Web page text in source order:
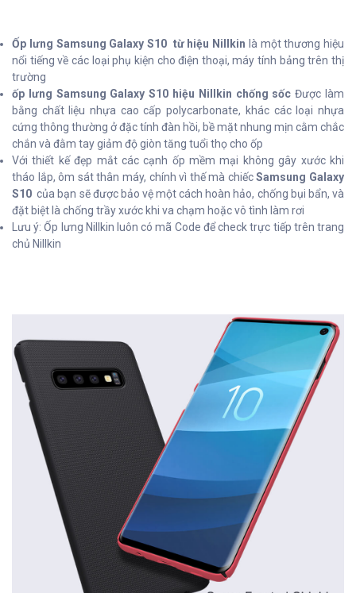
Ốp lưng Samsung Galaxy S10 từ hiệu Nillkin là một thương hiệu
nổi tiếng về các loại phụ kiện cho điện thoại, máy tính bảng trên thị
trường
ốp lưng Samsung Galaxy S10 hiệu Nillkin chống sốc Được làm
bằng chất liệu nhựa cao cấp polycarbonate, khác các loại nhựa
cứng thông thường ở đặc tính đàn hồi, bề mặt nhung mịn cằm chắc
chắn và đằm tay giảm độ giòn tăng tuổi thọ cho ốp
Với thiết kế đẹp mắt các cạnh ốp mềm mại không gây xước khi
tháo lắp, ôm sát thân máy, chính vì thế mà chiếcSamsung Galaxy
S10 của bạn sẽ được bảo vệ một cách hoàn hảo, chống bụi bẩn, và
đặt biệt là chống trầy xước khi va chạm hoặc vô tình làm rơi
Lưu ý: Ốp lưng Nillkin luôn có mã Code để check trực tiếp trên trang
chủ Nillkin